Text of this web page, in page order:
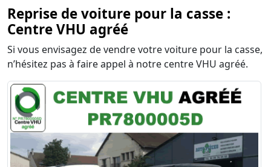
Reprise de voiture pour la casse :
Centre VHU agréé
Si vous envisagez de vendre votre voiture pour la casse,
n’hésitez pas à faire appel à notre centre VHU agréé.